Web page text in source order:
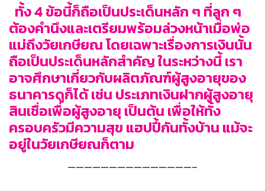
ทั้ง 4 ข้อนี้ก็ถือเป็นประเด็นหลัก ๆ ที่ลูก ๆ
ต้องคำนึงและเตรียมพร้อมล่วงหน้าเมื่อพ่อ
แม่ถึงวัยเกษียณ โดยเฉพาะเรื่องการเงินนั้น
ถือเป็นประเด็นหลักสำคัญ ในระหว่างนี้ เรา
อาจศึกษาเกี่ยวกับผลิตภัณฑ์ผู้สูงอายุของ
ธนาคารดูก็ได้ เช่น ประเภทเงินฝากผู้สูงอายุ
สินเชื่อเพื่อผู้สูงอายุ เป็นต้น เพื่อให้ทั้ง
ครอบครัวมีความสุข แฮปปี้กันทั้งบ้าน แม้จะ
อยู่ในวัยเกษียณก็ตาม
———————————————–